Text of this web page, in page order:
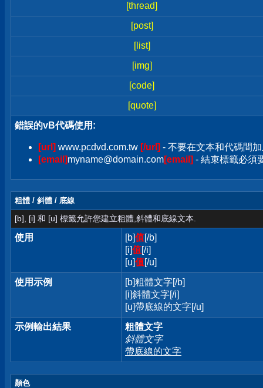
[thread]
[post]
[list]
[img]
[code]
[quote]
錯誤的vB代碼使用:
[url] www.pcdvd.com.tw [/url] - 不要在文本和代碼間
[email]myname@domain.com[email] - 結束標籤必須
粗體 / 斜體 / 底線
[b], [i] 和 [u] 標籤允許您建立粗體,斜體和底線文本.
使用 [b]值[/b]
[i]值[/i]
[u]值[/u]
使用示例
[b]粗體文字[/b]
[i]斜體文字[/i]
[u]帶底線的文字[/u]
示例輸出結果
粗體文字
斜體文字
帶底線的文字
顏色